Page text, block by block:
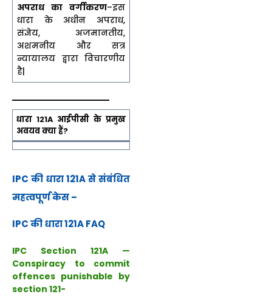
अपराध का वर्गीकरण–इस
धारा के अधीन अपराध,
संज्ञेय, अजमानतीय,
अशमनीय और सत्र
न्यायालय द्वारा विचारणीय
है|
धारा 121A आईपीसी के प्रमुख
अवयव क्या हैं?
IPC की धारा 121A से संबंधित
महत्वपूर्ण केस –
IPC की धारा 121A FAQ
IPC Section 121A —
Conspiracy to commit
offences punishable by
section 121-